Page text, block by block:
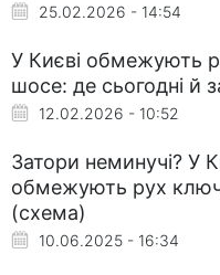
25.02.2026 - 14:54
У Києві обмежують
шосе: де сьогодні й
12.02.2026 - 10:52
Затори неминучі? У
обмежують рух
(схема)
10.06.2025 - 16:34